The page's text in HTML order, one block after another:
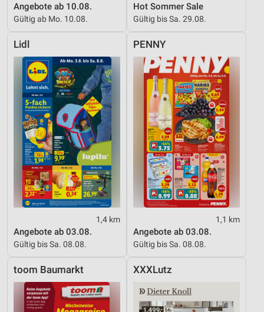
Angebote ab 10.08.
Gültig ab Mo. 10.08.
Hot Sommer Sale
Gültig bis Sa. 29.08.
Lidl
1,4 km
Angebote ab 03.08.
Gültig bis Sa. 08.08.
PENNY
1,1 km
Angebote ab 03.08.
Gültig bis Sa. 08.08.
toom Baumarkt XXXLutz